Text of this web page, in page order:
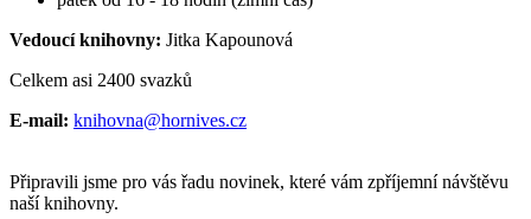
Vedoucí knihovny: Jitka Kapounová
Celkem asi 2400 svazků
​E-mail: knihovna@hornives.cz
Připravili jsme pro vás řadu novinek, které vám zpříjemní návštěvu
naší knihovny.